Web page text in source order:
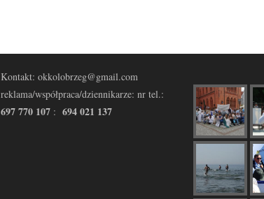
Kontakt: okkolobrzeg@gmail.com
reklama/współpraca/dziennikarze: nr tel.:
697 770 107 : 694 021 137